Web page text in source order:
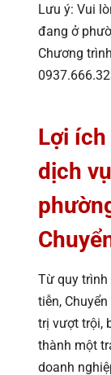
Lưu ý: Vui
đang ở
Chương
Lợi
dịch
Từ quy trình
tiễn,
trị vượt trội,
thành một
doanh